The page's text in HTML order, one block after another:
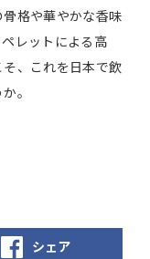
格や華やかな香味
レットによる高
そ、これを日本で飲
。
シェア